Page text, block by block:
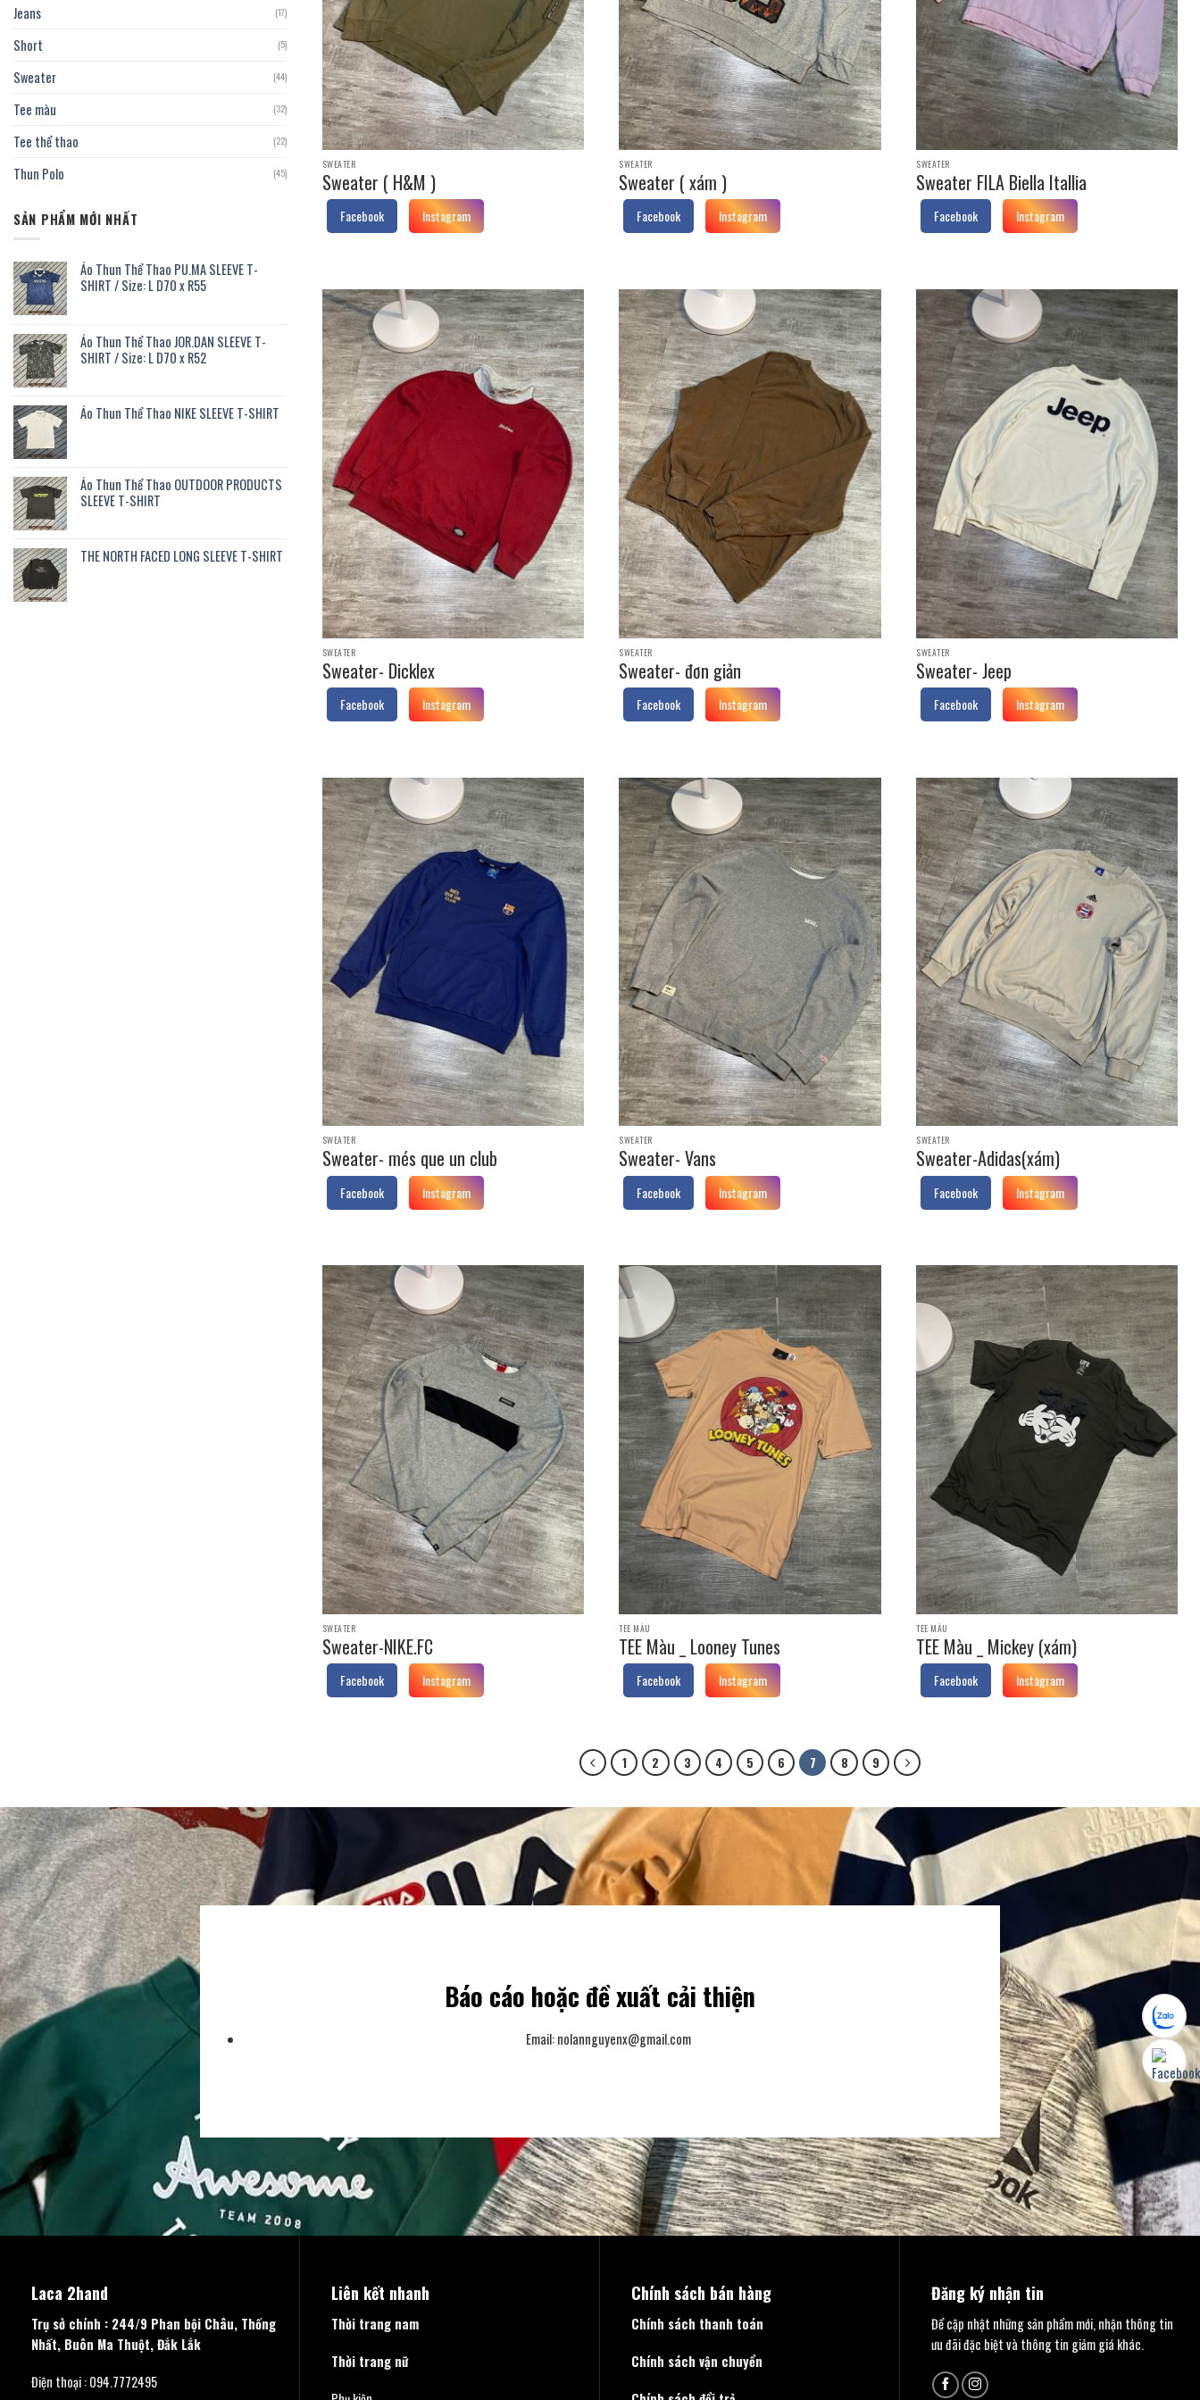
Jeans (17)
Short (5)
Sweater (44)
Tee màu (32)
Tee thể thao (22)
Thun Polo (45)
SẢN PHẨM MỚI NHẤT
Áo Thun Thể Thao PU.MA SLEEVE T-
SHIRT / Size: L D70 x R55
Áo Thun Thể Thao JOR.DAN SLEEVE T-
SHIRT / Size: L D70 x R52
Áo Thun Thể Thao NIKE SLEEVE T-SHIRT
Áo Thun Thể Thao OUTDOOR PRODUCTS
SLEEVE T-SHIRT
THE NORTH FACED LONG SLEEVE T-SHIRT
SWEATER
Sweater ( H&M )
Facebook Instagram
SWEATER
Sweater ( xám )
Facebook Instagram
SWEATER
Sweater FILA Biella Itallia
Facebook Instagram
SWEATER
Sweater- Dicklex
Facebook Instagram
SWEATER
Sweater- đơn giản
Facebook Instagram
SWEATER
Sweater- Jeep
Facebook Instagram
SWEATER
Sweater- més que un club
Facebook Instagram
SWEATER
Sweater- Vans
Facebook Instagram
SWEATER
Sweater-Adidas(xám)
Facebook Instagram
SWEATER
Sweater-NIKE.FC
Facebook Instagram
TEE MÀU
TEE Màu _ Looney Tunes
Facebook Instagram
TEE MÀU
TEE Màu _ Mickey (xám)
Facebook Instagram
1 2 3 4 5 6 7 8 9
Báo cáo hoặc đề xuất cải thiện
Email:nolannguyenx@gmail.com
Laca 2hand
Trụ sở chính : 244/9 Phan bội Châu, Thống
Nhất, Buôn Ma Thuột, Đắk Lắk
Điện thoại : 094.7772495
Liên kết nhanh
Thời trang nam
Thời trang nữ
Chính sách bán hàng
Chính sách thanh toán
Chính sách vận chuyển
Đăng ký nhận tin
Để cập nhật những sản phẩm mới, nhận thông tin
ưu đãi đặc biệt và thông tin giảm giá khác.